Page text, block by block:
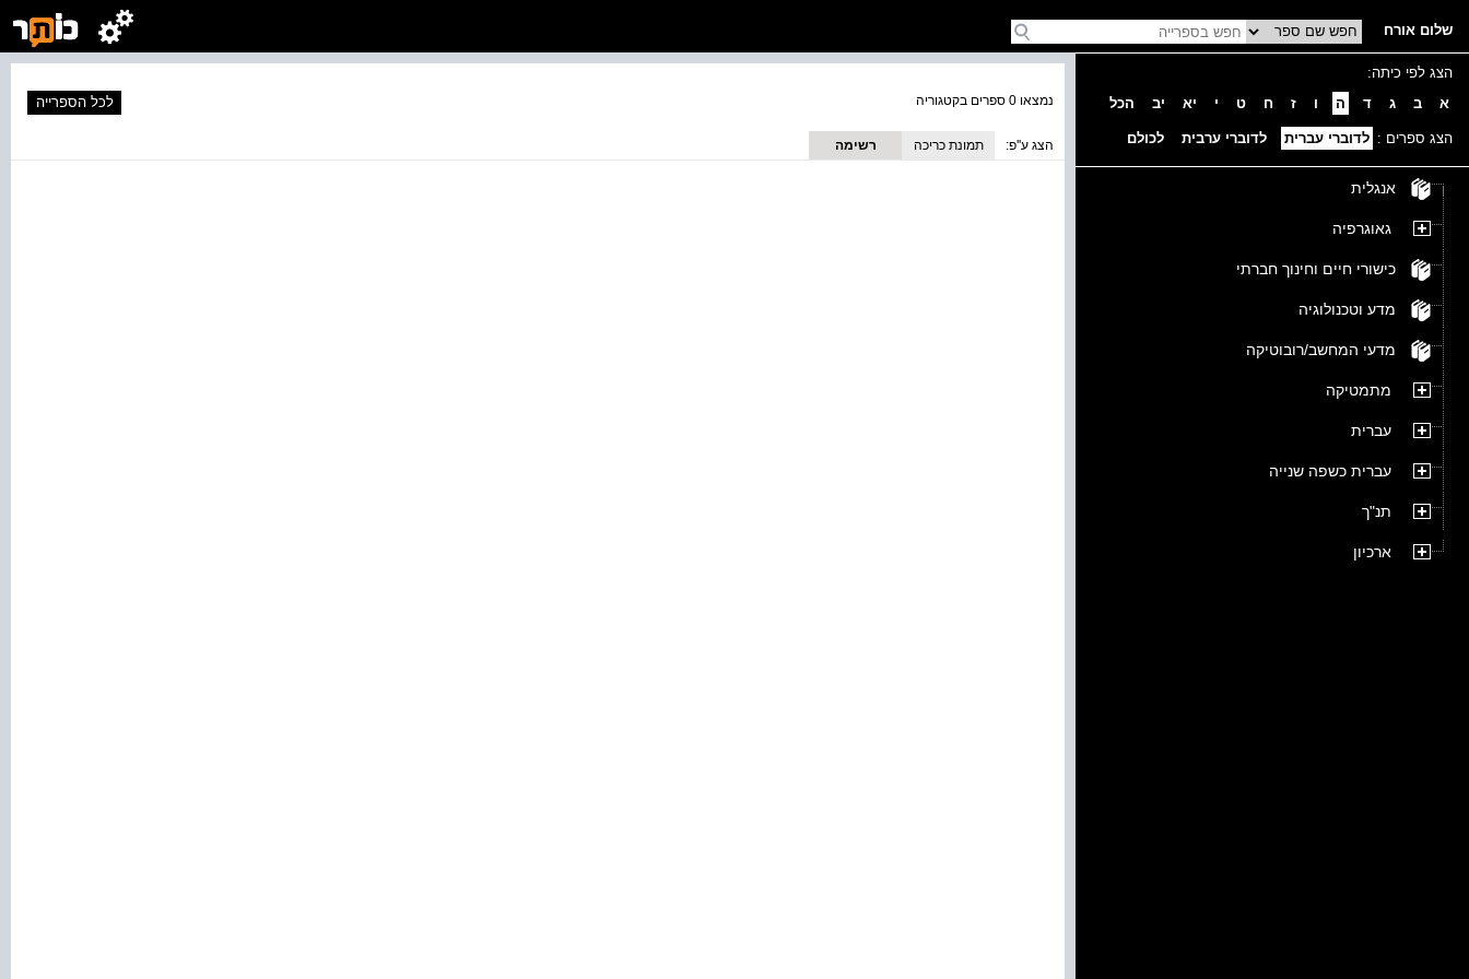
שלום אורח
הצג לפי כיתה:
א
ב ג ד ה ו ז ח ט י יא יב הכל
הצג ספרים : לדוברי עברית לדוברי ערבית לכולם
אנגלית
גאוגרפיה
כישורי חיים וחינוך חברתי
מדע וטכנולוגיה
מדעי המחשב/רובוטיקה
מתמטיקה
עברית
עברית כשפה שנייה
תנ"ך
ארכיון
נמצאו 0 ספרים בקטגוריה לכל הספרייה
הצג ע''פ: תמונת כריכה רשימה